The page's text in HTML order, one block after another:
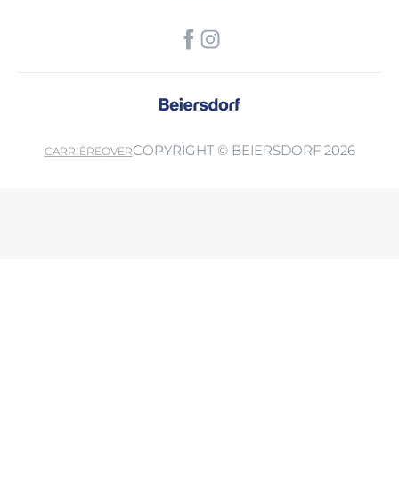
CARRIÈREOVERCOPYRIGHT © BEIERSDORF 2026